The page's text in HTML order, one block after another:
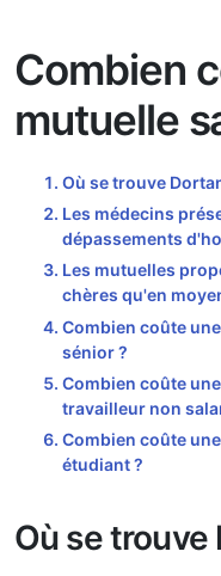
Combien
mutuelle
Où se trouve
Les médecins
dépassements
Les mutuelles
chères qu'en
Combien coûte
sénior ?
Combien coûte
travailleur non
Combien coûte
étudiant ?
Où se trouve